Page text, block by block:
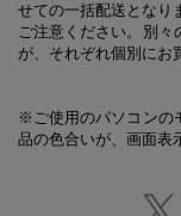
せての一括配送となり
ご注意ください。別々
が、それぞれ個別にお
※ご使用のパソコンの
品の色合いが、画面表